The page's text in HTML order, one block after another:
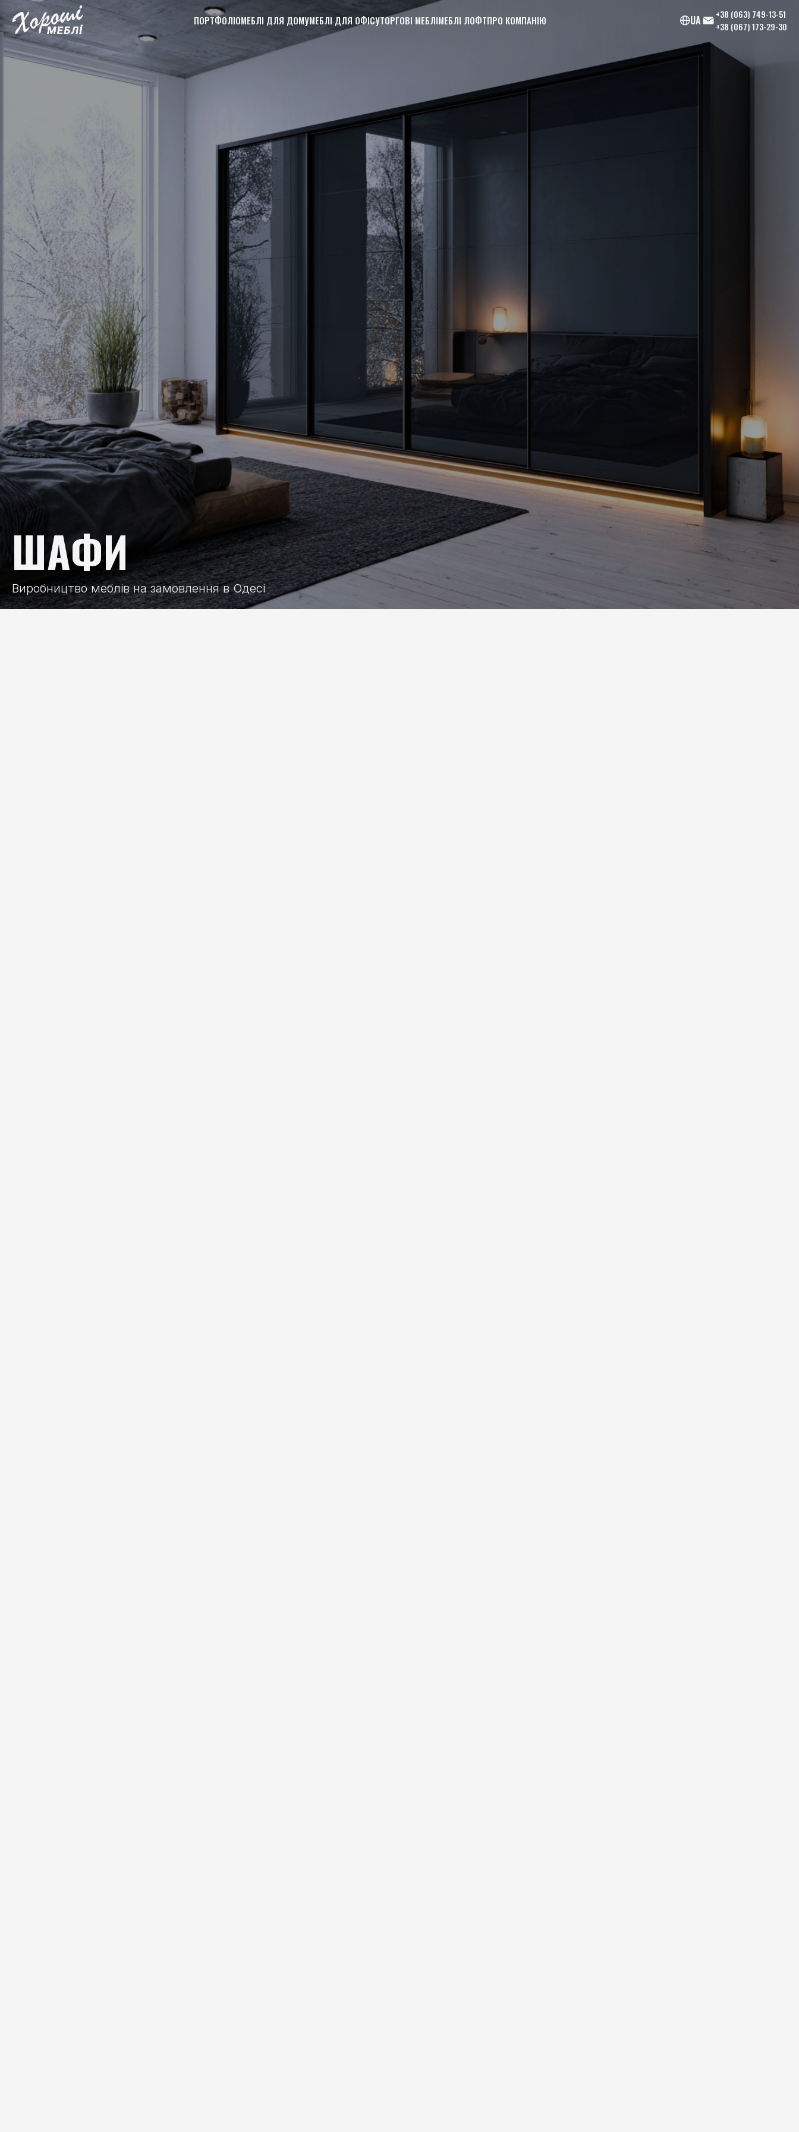
ПОРТФОЛІОМЕБЛІ ДЛЯ ДОМУМЕБЛІ ДЛЯ ОФІСУТОРГОВІ МЕБЛІМЕБЛІ ЛОФТПРО КОМПАНІЮ
+38 (063) 749-13-51
+38 (067) 173-29-30
UA
ШАФИ
Виробництво меблів на замовлення в Одесі